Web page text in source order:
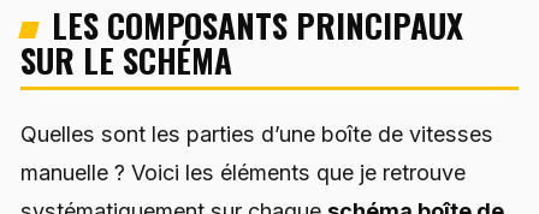
LES COMPOSANTS PRINCIPAUX
SUR LE SCHÉMA
Quelles sont les parties d’une boîte de vitesses
manuelle ? Voici les éléments que je retrouve